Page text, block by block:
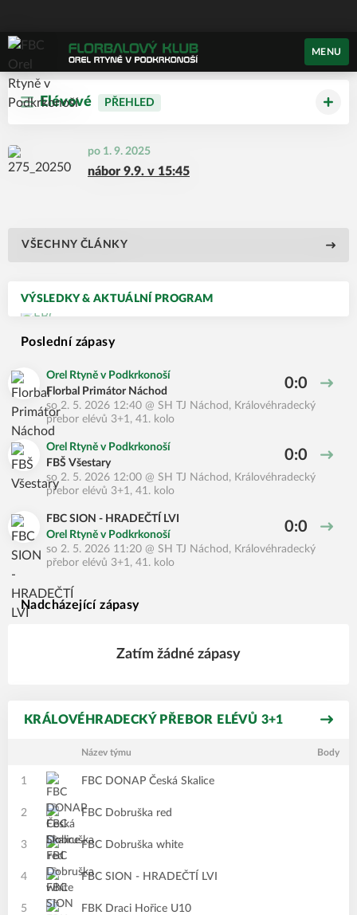
MENU
Elévové PŘEHLED
po 1. 9. 2025
nábor 9.9. v 15:45
VŠECHNY ČLÁNKY
VÝSLEDKY & AKTUÁLNÍ PROGRAM
Poslední zápasy
Orel Rtyně v Podkrkonoší
Florbal Primátor Náchod
0:0
so 2. 5. 2026 12:40 @ SH TJ Náchod , Královéhradecký
přebor elévů 3+1, 41. kolo
Orel Rtyně v Podkrkonoší
FBŠ Všestary
0:0
so 2. 5. 2026 12:00 @ SH TJ Náchod , Královéhradecký
přebor elévů 3+1, 41. kolo
FBC SION - HRADEČTÍ LVI
Orel Rtyně v Podkrkonoší
0:0
so 2. 5. 2026 11:20 @ SH TJ Náchod , Královéhradecký
přebor elévů 3+1, 41. kolo
Nadcházející zápasy
Zatím žádné zápasy
KRÁLOVÉHRADECKÝ PŘEBOR ELÉVŮ 3+1
Název týmu Body
1 FBC DONAP Česká Skalice
2 FBC Dobruška red
3 FBC Dobruška white
4 FBC SION - HRADEČTÍ LVI
5 FBK Draci Hořice U10